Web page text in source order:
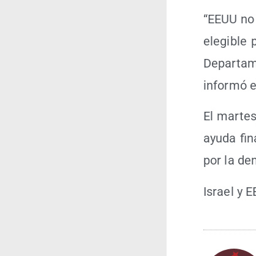
“EEUU
ele­gi­ble
infor­mó
El
ayu­da
por la
Israel y